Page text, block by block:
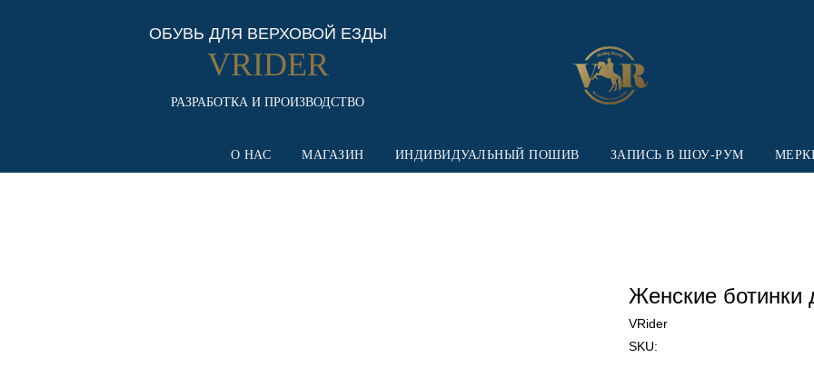
ОБУВЬ ДЛЯ ВЕРХОВОЙ ЕЗДЫ
VRIDER
РАЗРАБОТКА И ПРОИЗВОДСТВО
О НАС МАГАЗИН ИНДИВИДУАЛЬНЫЙ ПОШИВ ЗАПИСЬ В ШОУ-РУМ
Женские ботинки
VRider
SKU: